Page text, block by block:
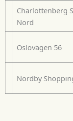
Charlottenberg
Nord
Oslovägen 56
Nordby